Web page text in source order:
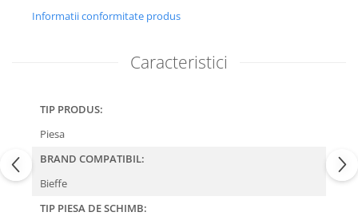
Informatii conformitate produs
Caracteristici
TIP PRODUS:
Piesa
BRAND COMPATIBIL:
Bieffe
TIP PIESA DE SCHIMB: